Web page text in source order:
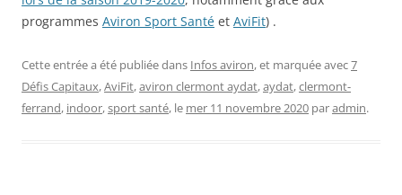
programmes Aviron Sport Santé et AviFit) .
Cette entrée a été publiée dans Infos aviron, et marquée avec7
Défis Capitaux,AviFit,aviron clermont aydat,aydat,clermont-
ferrand, indoor,sport santé, le mer 11 novembre 2020 paradmin.